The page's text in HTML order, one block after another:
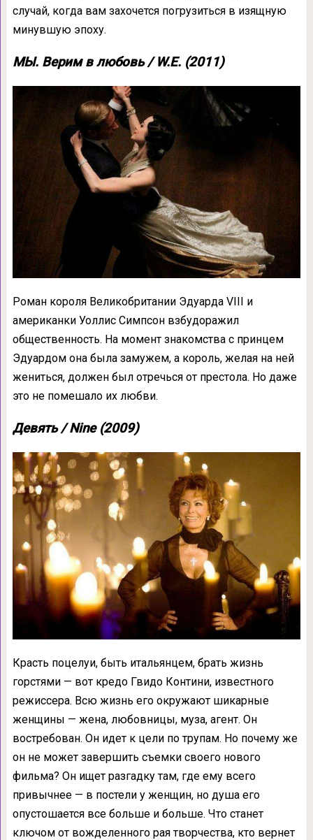
случай, когда вам захочется погрузиться в изящную
минувшую эпоху.
МЫ. Верим в любовь / W.E. (2011)
Роман короля Великобритании Эдуарда VIII и
американки Уоллис Симпсон взбудоражил
общественность. На момент знакомства с принцем
Эдуардом она была замужем, а король, желая на ней
жениться, должен был отречься от престола. Но даже
это не помешало их любви.
Девять / Nine (2009)
Красть поцелуи, быть итальянцем, брать жизнь
горстями — вот кредо Гвидо Контини, известного
режиссера. Всю жизнь его окружают шикарные
женщины — жена, любовницы, муза, агент. Он
востребован. Он идет к цели по трупам. Но почему же
он не может завершить съемки своего нового
фильма? Он ищет разгадку там, где ему всего
привычнее — в постели у женщин, но душа его
опустошается все больше и больше. Что станет
ключом от вожделенного рая творчества, кто вернет